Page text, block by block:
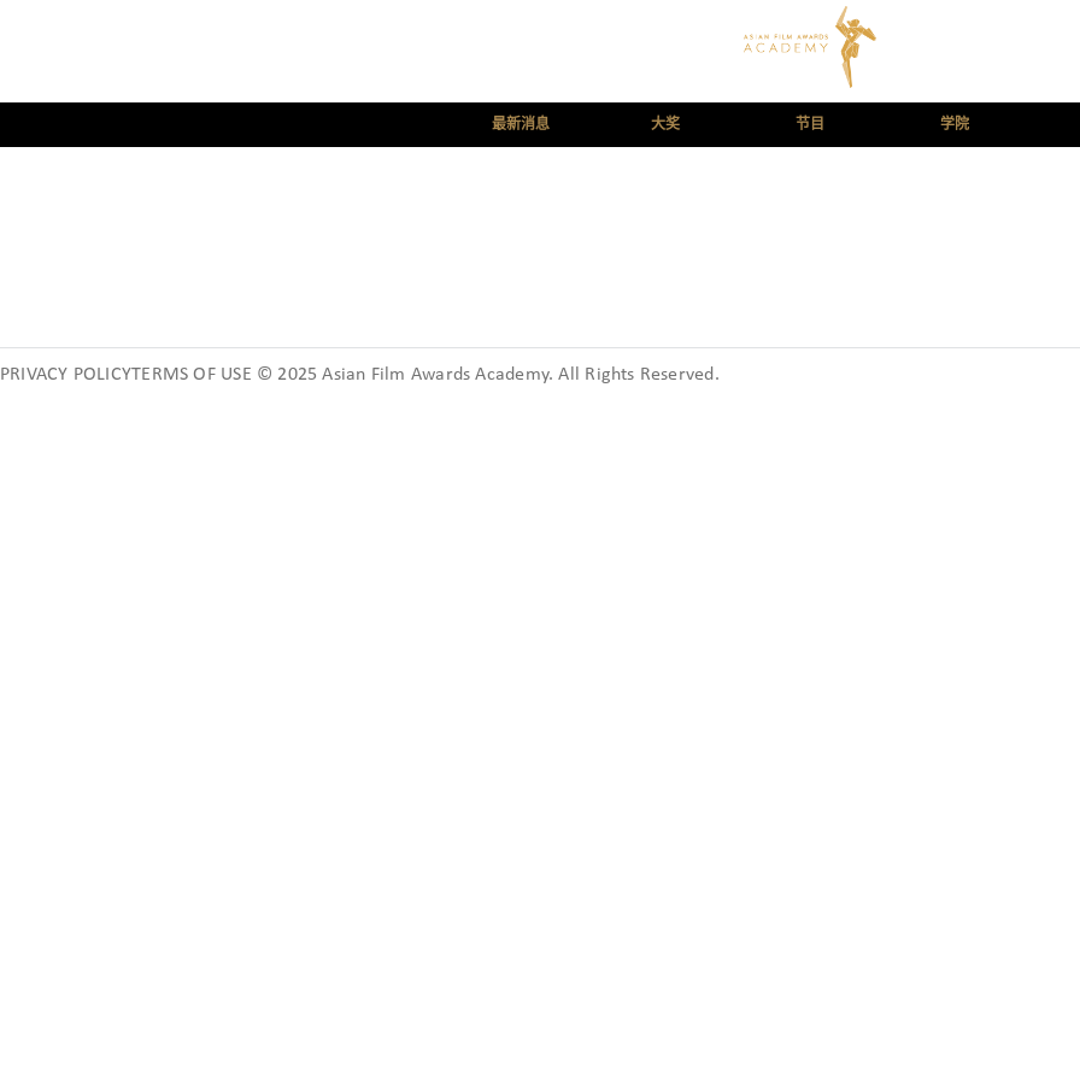
最新消息 大奖 节目 学院
PRIVACY POLICYTERMS OF USE © 2025 Asian Film Awards Academy. All Rights Reserved.